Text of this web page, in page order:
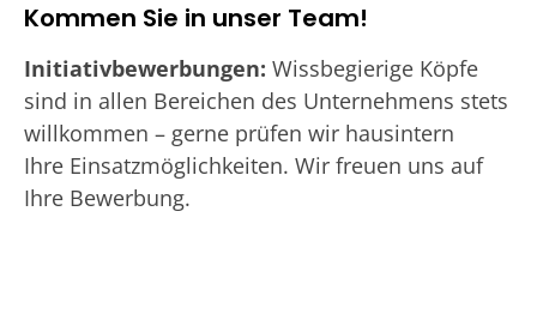
Kommen Sie in unser Team!
Initiativbewerbungen: Wissbegierige Köpfe
sind in allen Bereichen des Unternehmens stets
willkommen – gerne prüfen wir hausintern
Ihre Einsatzmöglichkeiten. Wir freuen uns auf
Ihre Bewerbung.